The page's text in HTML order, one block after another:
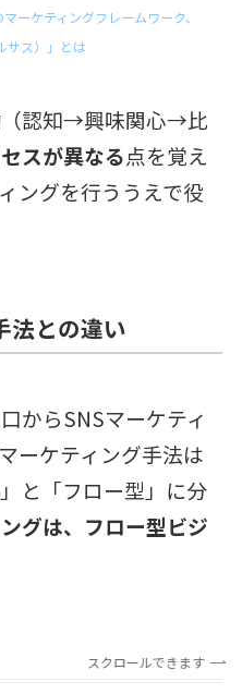
ーケティングフレームワーク、
サス）」とは
（認知→興味関心→比
スが異なる点を覚え
ングを行ううえで役
法との違い
からSNSマーケティ
ーケティング手法は
と「フロー型」に分
グは、フロー型ビジ
スクロールできます